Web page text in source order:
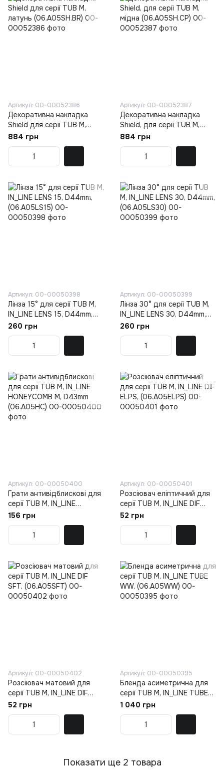
Артикул: 00-00052386
Декоративна накладка
Shield для серії TUB M,
латунь (06.A05SH.BR)
884 грн
Артикул: 00-00052387
Декоративна накладка
Shield, для серії TUB M,
мідна (06.A05SH.CP)
884 грн
Артикул: 00-00050398
Лінза 15° для серії TUB M,
IN_LINE LENS 15, D44mm,
(06.A05LS15)
260 грн
Артикул: 00-00050399
Лінза 30° для серії TUB M,
IN_LINE LENS 30, D44mm,
(06.A05LS30)
260 грн
Артикул: 00-00050400
Грати антивідблискові для
серії TUB M, IN_LINE
HONEYCOMB M, D43mm
(06.A05HC)
156 грн
Артикул: 00-00050401
Розсіювач еліптичний для
серії TUB M, IN_LINE DIF
ELPS, (06.A05ELPS)
52 грн
Артикул: 00-00050402
Розсіювач матовий для
серії TUB M, IN_LINE DIF
SFT, (06.A05SFT)
52 грн
Артикул: 00-00050395
Бленда асиметрична для
серії TUB M, IN_LINE TUBE
WW, (06.A05WW)
1 040 грн
Показати ще 2 товара